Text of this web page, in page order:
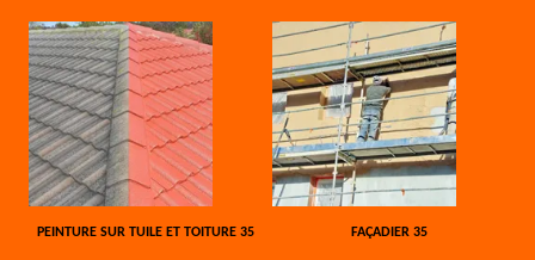
PEINTURE SUR TUILE ET TOITURE 35 FAÇADIER 35